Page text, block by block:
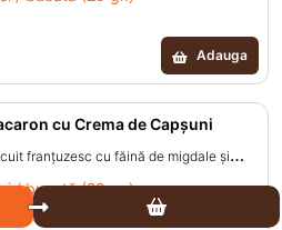
apă, proteine din lapte, emulgator:
din soia, pudră de cacao, unt de
99,8%, zahăr invertit.)
Adauga
cu Crema de Capșuni
franțuzesc cu făină de migdale și
căpșuni. (migdale, zahăr, amidon,
de ou pasteurizat, zahăr, colorant:
/ bucată (20 gr.)